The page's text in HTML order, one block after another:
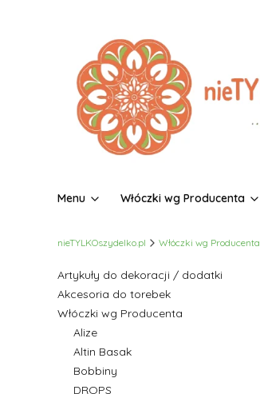
Menu Włóczki wg Producenta
nieTYLKOszydelko.pl Włóczki wg Producenta
Artykuły do dekoracji / dodatki
Akcesoria do torebek
Włóczki wg Producenta
Alize
Altin Basak
Bobbiny
DROPS